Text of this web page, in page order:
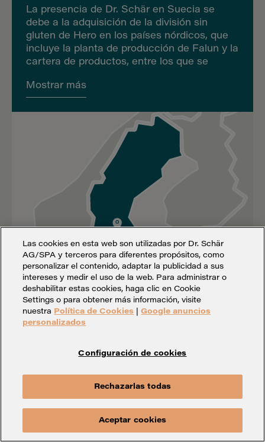
La presencia de Dr. Schär en Suecia se
debe a la adquisición de la división sin
gluten de Hero en los países nórdicos, que
incluye la planta de producción de Falun y la
cartera de productos, entre los que se
sueco. Además de la producción, la sede de
marketing para apoyar el crecimiento de la
marca en todo el mercado escandinavo,
además de albergar la Testbakery, que
colabora con el Centro de I+D de Trieste y
el departamento de desarrollo de categorías
Mostrar más
Las cookies en esta web son utilizadas por Dr. Schär
AG/SPA y terceros para diferentes propósitos, como
personalizar el contenido, adaptar la publicidad a sus
intereses y medir el uso de la web. Para administrar o
deshabilitar estas cookies, haga clic en Cookie
Settings o para obtener más información, visite
nuestra
Política de Cookies |Google anuncios
personalizados
Configuración de cookies
Rechazarlas todas
Aceptar cookies